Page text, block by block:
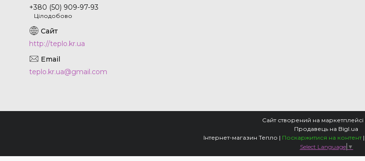
+380 (50) 909-97-93
Цілодобово
http://teplo.kr.ua
teplo.kr.ua@gmail.com
Сайт створений на маркетплейсі
Продавець на Bigl.ua
Інтернет-магазин Тепло | Поскаржитися на контент |
Select Language ▼